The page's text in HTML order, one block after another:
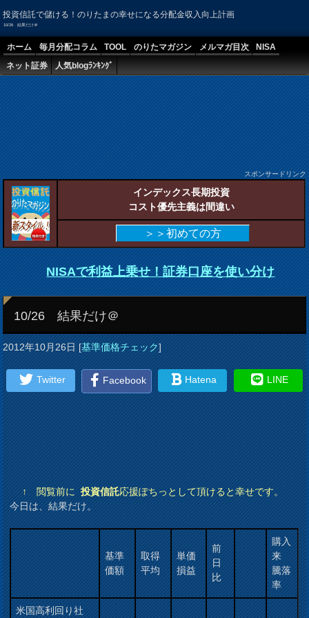
投資信託で儲ける！のりたまの幸せになる分配金収入向上計画
10/26 結果だけ＠
ホーム 毎月分配コラム TOOL のりたマガジン メルマガ目次
NISA
ネット証券
人気blogﾗﾝｷﾝｸﾞ
スポンサードリンク
インデックス長期投資
コスト優先主義は間違い
＞＞初めての方
NISAで利益上乗せ！証券口座を使い分け
10/26 結果だけ＠
2012年10月26日[基準価格チェック]
Twitter Facebook Hatena LINE
↑ 閲覧前に投資信託応援ぽちっとして頂けると幸せです。
今日は、結果だけ。
基準
価額
取得
平均
単価
損益
前
日
比
購入
来
騰落
率
米国高利回り社